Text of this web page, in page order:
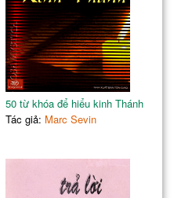
50 từ khóa để hiểu kinh Thánh
Tác giả: Marc Sevin